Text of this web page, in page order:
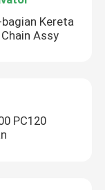
Anda
bagian Kereta
Assy
PC120